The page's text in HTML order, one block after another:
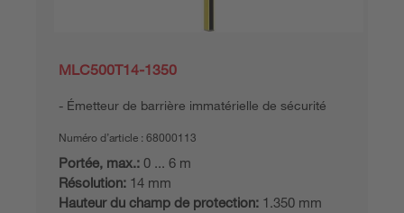
MLC500T14-1350
Émetteur de barrière immatérielle de sécurité
Numéro d’article : 68000113
Portée, max.: 0 ... 6 m
Résolution: 14 mm
Hauteur du champ de protection: 1.350 mm